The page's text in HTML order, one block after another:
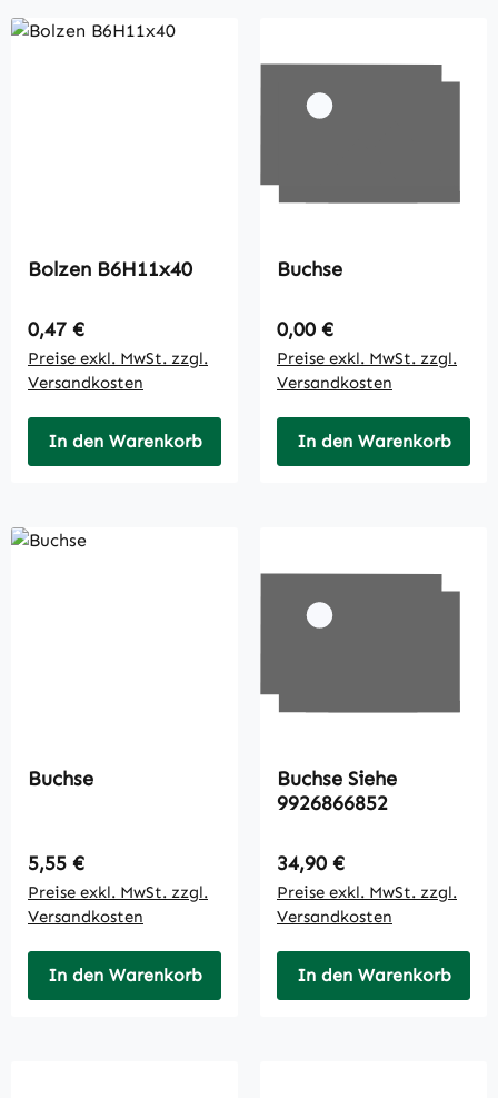
Bolzen B6H11x40
Regulärer Preis:
0,47 €
Preise exkl. MwSt. zzgl.
Versandkosten
In den Warenkorb
Buchse
Regulärer Preis:
0,00 €
Preise exkl. MwSt. zzgl.
Versandkosten
In den Warenkorb
Buchse
Regulärer Preis:
5,55 €
Preise exkl. MwSt. zzgl.
Versandkosten
In den Warenkorb
Buchse Siehe
9926866852
Regulärer Preis:
34,90 €
Preise exkl. MwSt. zzgl.
Versandkosten
In den Warenkorb